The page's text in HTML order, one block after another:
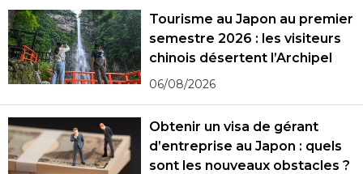
Tourisme au Japon au premier
semestre 2026 : les visiteurs
chinois désertent l’Archipel
06/08/2026
Obtenir un visa de gérant
d’entreprise au Japon : quels
sont les nouveaux obstacles ?